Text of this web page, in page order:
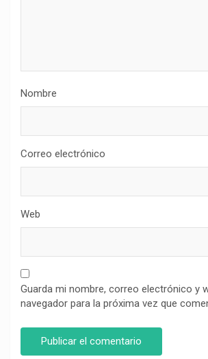
Nombre
Correo electrónico
Web
Guarda mi nombre, correo electrónico y
navegador para la próxima vez que